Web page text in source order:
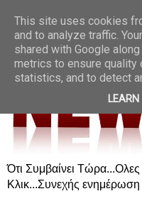
Ότι Συμβαίνει
Κλικ...Συνεχής ενημέρωση
This site uses cookies
and to analyze traffic.
shared with Google
metrics to ensure quality
statistics, and to detect